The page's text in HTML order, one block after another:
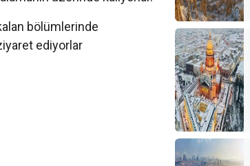
bölümlerinde
ediyorlar